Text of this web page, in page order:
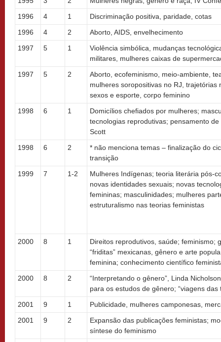
1996
4 1
Discriminação positiva, paridade, cotas
1996
4 2
Aborto, AIDS, envelhecimento
1997
5 1
Violência simbólica, mudanças
militares, mulheres caixas de
1997
5 2
Aborto, ecofeminismo, meio-ambiente,
mulheres soropositivas no RJ, trajetórias
sexos e esporte, corpo feminino
1998
6 1
Domicílios chefiados por mulheres;
tecnologias reprodutivas; pensamento
Scott
1998
6 2
* não menciona temas – finalização do
transição
1999
7 1-2
Mulheres Indígenas; teoria literária pós-
novas identidades sexuais; novas
femininas; masculinidades; mulheres
estruturalismo nas teorias feministas
2000 8 1
Direitos reprodutivos, saúde; feminismo;
“friditas” mexicanas, gênero e arte
feminina; conhecimento científico
2000
8 2
“Interpretando o gênero”, Linda
para os estudos de gênero; “viagens das
2001
9 1
Publicidade, mulheres camponesas,
2001
9 2
Expansão das publicações feministas;
síntese do feminismo